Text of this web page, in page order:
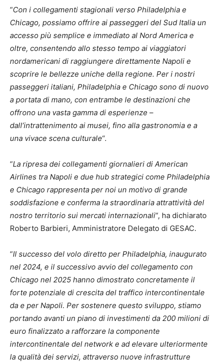
“Con i collegamenti stagionali verso Philadelphia e
Chicago, possiamo offrire ai passeggeri del Sud Italia un
accesso più semplice e immediato al Nord America e
oltre, consentendo allo stesso tempo ai viaggiatori
nordamericani di raggiungere direttamente Napoli e
scoprire le bellezze uniche della regione. Per i nostri
passeggeri italiani, Philadelphia e Chicago sono di nuovo
a portata di mano, con entrambe le destinazioni che
offrono una vasta gamma di esperienze –
dall’intrattenimento ai musei, fino alla gastronomia e a
una vivace scena culturale“.
“La ripresa dei collegamenti giornalieri di American
Airlines tra Napoli e due hub strategici come Philadelphia
e Chicago rappresenta per noi un motivo di grande
soddisfazione e conferma la straordinaria attrattività del
nostro territorio sui mercati internazionali“, ha dichiarato
Roberto Barbieri, Amministratore Delegato di GESAC.
“Il successo del volo diretto per Philadelphia, inaugurato
nel 2024, e il successivo avvio del collegamento con
Chicago nel 2025 hanno dimostrato concretamente il
forte potenziale di crescita del traffico intercontinentale
da e per Napoli. Per sostenere questo sviluppo, stiamo
portando avanti un piano di investimenti da 200 milioni di
euro finalizzato a rafforzare la componente
intercontinentale del network e ad elevare ulteriormente
la qualità dei servizi, attraverso nuove infrastrutture